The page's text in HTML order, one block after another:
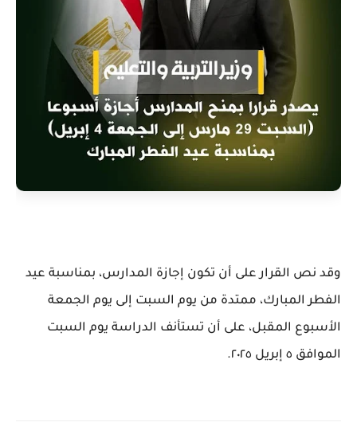
وقد نص القرار على أن تكون إجازة المدارس، بمناسبة عيد
الفطر المبارك، ممتدة من يوم السبت إلى يوم الجمعة
الأسبوع المقبل، على أن تستأنف الدراسة يوم السبت
الموافق ٥ إبريل ٢٠٢٥.